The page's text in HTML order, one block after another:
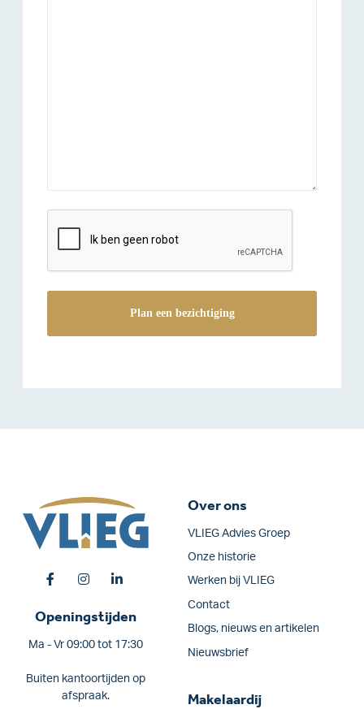
Openingstijden
Ma - Vr 09:00 tot 17:30
Buiten kantoortijden op
afspraak.
Over ons
VLIEG Advies Groep
Onze historie
Werken bij VLIEG
Contact
Blogs, nieuws en artikelen
Nieuwsbrief
Makelaardij